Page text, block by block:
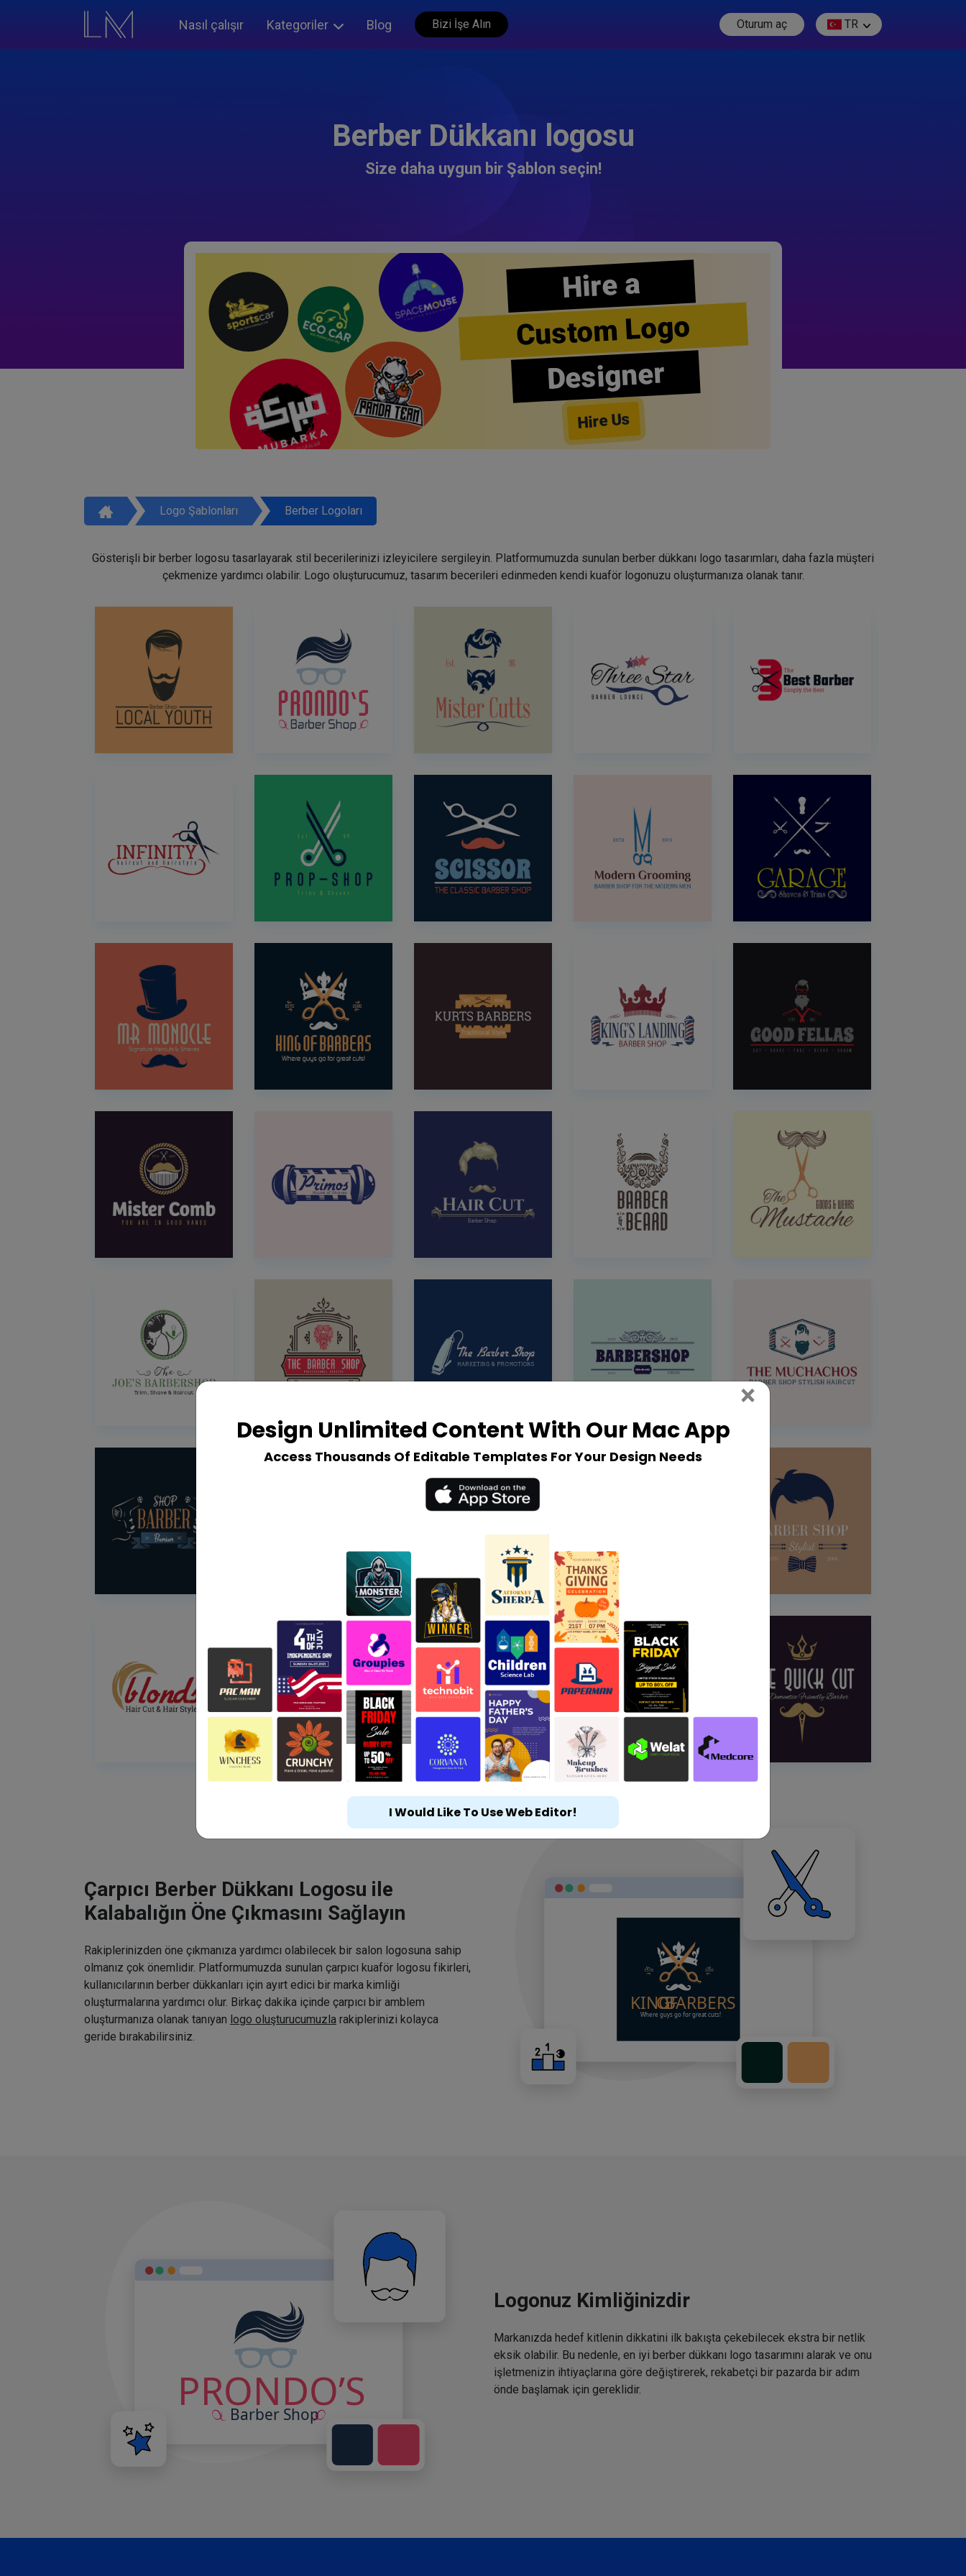
Nasıl çalışır Kategoriler Blog Bizi İşe Alın Oturum aç TR
Berber Dükkanı logosu
Size daha uygun bir Şablon seçin!
Hire a
Custom Logo
Designer
Hire Us
Logo Şablonları Berber Logoları
Gösterişli bir berber logosu tasarlayarak stil becerilerinizi izleyicilere sergileyin. Platformumuzda sunulan berber dükkanı logo tasarımları, daha fazla müşteri
çekmenize yardımcı olabilir. Logo oluşturucumuz, tasarım becerileri edinmeden kendi kuaför logonuzu oluşturmanıza olanak tanır.
Çarpıcı Berber Dükkanı Logosu ile
Kalabalığın Öne Çıkmasını Sağlayın
Rakiplerinizden öne çıkmanıza yardımcı olabilecek bir salon logosuna sahip
olmanız çok önemlidir. Platformumuzda sunulan çarpıcı kuaför logosu fikirleri,
kullanıcılarının berber dükkanları için ayırt edici bir marka kimliği
oluşturmalarına yardımcı olur. Birkaç dakika içinde çarpıcı bir amblem
oluşturmanıza olanak tanıyan logo oluşturucumuzla rakiplerinizi kolayca
geride bırakabilirsiniz.
Logonuz Kimliğinizdir
Markanızda hedef kitlenin dikkatini ilk bakışta çekebilecek ekstra bir netlik
eksik olabilir. Bu nedenle, en iyi berber dükkanı logo tasarımını alarak ve onu
işletmenizin ihtiyaçlarına göre değiştirerek, rekabetçi bir pazarda bir adım
önde başlamak için gereklidir.
Design Unlimited Content With Our Mac App
Access Thousands Of Editable Templates For Your Design Needs
× Close
I Would Like To Use Web Editor!